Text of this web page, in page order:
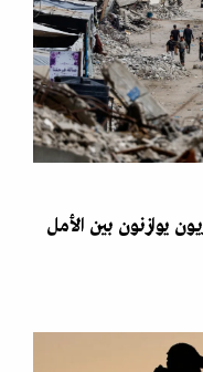
يوازنون بين الأمل